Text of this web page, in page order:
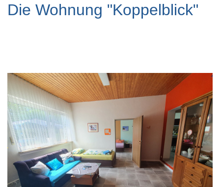
Die Wohnung "Koppelblick"